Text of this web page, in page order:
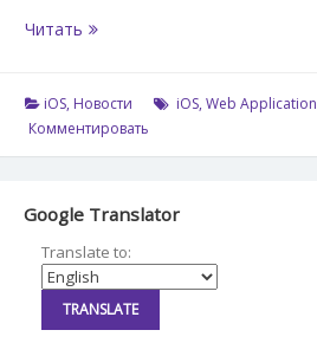
Читать Web
для
iOS
и
iOS, Новости iOS, Web Application
Комментировать
Google Translator
Translate to: